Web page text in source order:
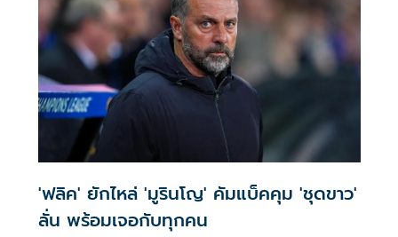
'ฟลิค' ยักไหล่ 'มูรินโญ' คัมแบ็คคุม 'ชุดขาว'
ลั่น พร้อมเจอกับทุกคน